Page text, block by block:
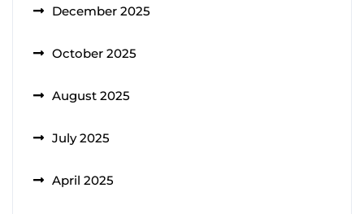
December 2025
October 2025
August 2025
July 2025
April 2025